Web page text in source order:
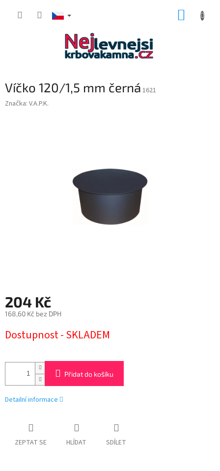
Víčko 120/1,5 mm černá 1621
Značka: V.A.P.K.
204 Kč
168,60 Kč bez DPH
cena:
Dostupnost - SKLADEM
Přidat do košíku
Detailní informace
ZEPTAT SE HLÍDAT SDÍLET